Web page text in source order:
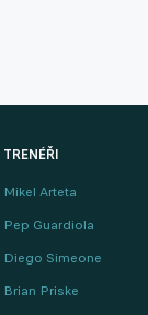
TRENÉŘI
Mikel Arteta
Pep Guardiola
Diego Simeone
Brian Priske